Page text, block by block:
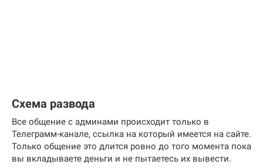
Схема развода
Все общение с админами происходит только в
Телеграмм-канале, ссылка на который имеется на сайте.
Только общение это длится ровно до того момента пока
вы вкладываете деньги и не пытаетесь их вывести.